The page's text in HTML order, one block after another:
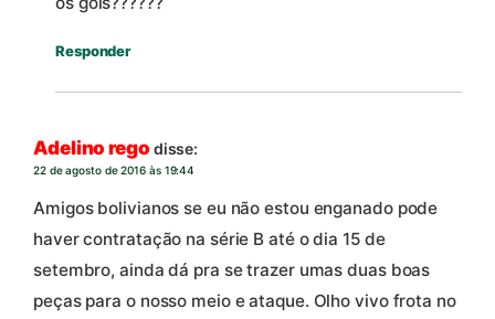
Responder
Adelino rego disse:
22 de agosto de 2016 às 19:44
Amigos bolivianos se eu não estou enganado pode
haver contratação na série B até o dia 15 de
setembro, ainda dá pra se trazer umas duas boas
peças para o nosso meio e ataque. Olho vivo frota no